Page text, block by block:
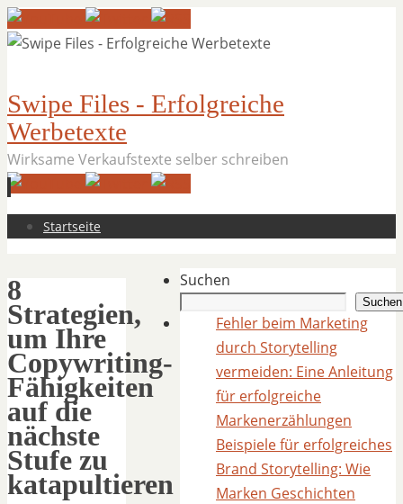
Swipe Files - Erfolgreiche
Werbetexte
Wirksame Verkaufstexte selber schreiben
Zum
Startseite
8
Strategien,
um Ihre
Copywriting-
Fähigkeiten
auf die
nächste
Stufe zu
katapultieren
Suchen
Suchen
Fehler beim Marketing
durch Storytelling
vermeiden: Eine Anleitung
für erfolgreiche
Markenerzählungen
Beispiele für erfolgreiches
Brand Storytelling: Wie
Marken Geschichten